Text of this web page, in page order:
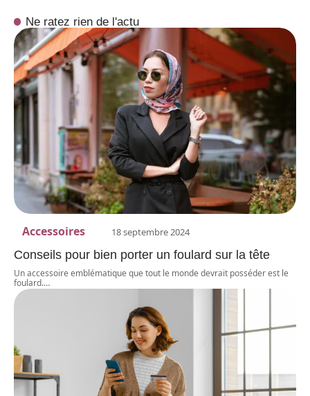
Ne ratez rien de l'actu
Accessoires 18 septembre 2024
Conseils pour bien porter un foulard sur la tête
Un accessoire emblématique que tout le monde devrait posséder est le
foulard.…